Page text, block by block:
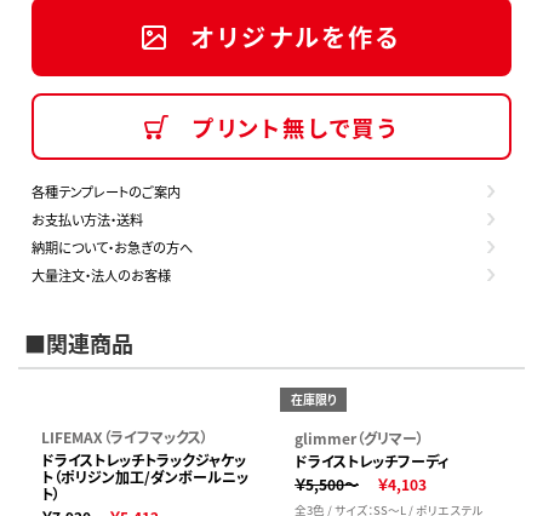
オリジナルを作る
プリント無しで買う
各種テンプレートのご案内
お支払い方法・送料
納期について・お急ぎの方へ
大量注文・法人のお客様
■関連商品
LIFEMAX（ライフマックス）
ドライストレッチトラックジャケッ
ト（ポリジン加工/ダンボールニッ
ト）
在庫限り
glimmer（グリマー）
ドライストレッチフーディ
￥5,500～
￥4,103
全3色 / サイズ：SS～L / ポリエステル